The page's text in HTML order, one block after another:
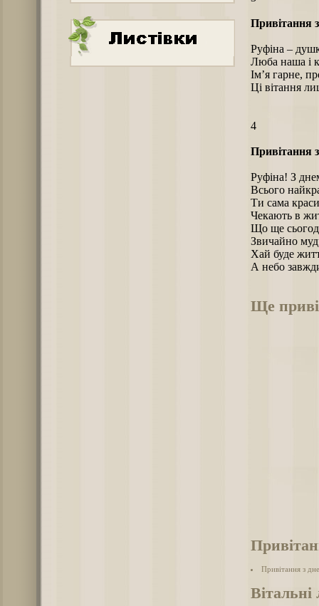
Привітання
Руфіна –
Люба наша і
Ім’я гарне,
Ці вітання
4
Привітання
Руфіна! З
Всього
Ти сама
Чекають в
Що ще
Звичайно
Хай буде
А небо
Ще
Привітання з
Вітальні